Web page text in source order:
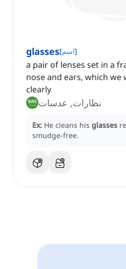
glasses[اسم]
a pair of lenses set in a
nose and ears, which we
clearly
نظارات, عدسات
Ex: He cleans his glasses
smudge-free.